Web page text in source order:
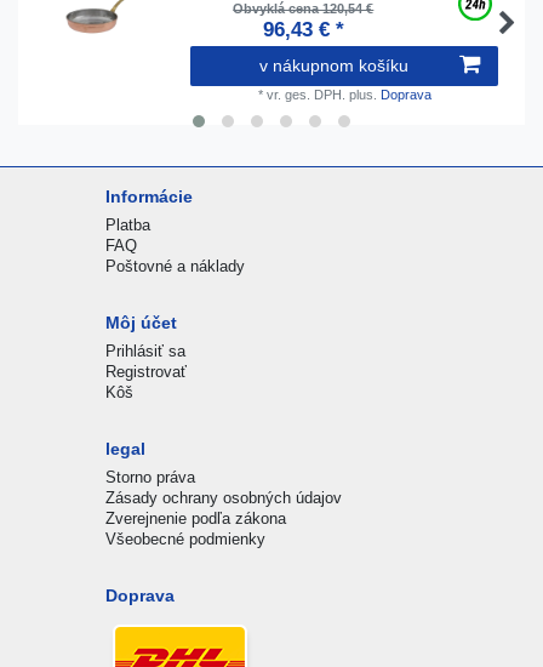
Obvyklá cena 120,54 €
96,43 € *
v nákupnom košíku
* vr. ges. DPH. plus. Doprava
Informácie
Platba
FAQ
Poštovné a náklady
Môj účet
Prihlásiť sa
Registrovať
Kôš
legal
Storno práva
Zásady ochrany osobných údajov
Zverejnenie podľa zákona
Všeobecné podmienky
Doprava